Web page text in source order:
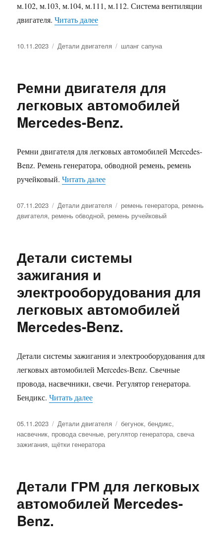
м.102, м.103, м.104, м.111, м.112. Система вентиляции
двигателя.Читать далее«Шланги сапуна для легковых
Опубликовано
10.11.2023 Рубрики
Детали двигателя Метки
шланг сапуна
Ремни двигателя для
легковых автомобилей
Mercedes-Benz.
Ремни двигателя для легковых автомобилей Mercedes-
Benz. Ремень генератора, обводной ремень, ремень
ручейковый.Читать далее«Ремни двигателя для легковых
Опубликовано
07.11.2023 Рубрики
Детали двигателя Метки
ремень генератора, ремень
двигателя, ремень обводной, ремень ручейковый
Детали системы
зажигания и
электрооборудования для
легковых автомобилей
Mercedes-Benz.
Детали системы зажигания и электрооборудования для
легковых автомобилей Mercedes-Benz. Свечные
провода, насвечники, свечи. Регулятор генератора.
Бендикс.Читать далее«Детали системы зажигания и
Опубликовано
05.11.2023 Рубрики
Детали двигателя Метки
бегунок,бендикс,
насвечник, провода свечные, регулятор генератора,свеча
зажигания, щётки генератора
Детали ГРМ для легковых
автомобилей Mercedes-
Benz.